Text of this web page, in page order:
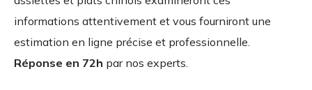
informations attentivement et vous fourniront une
estimation en ligne précise et professionnelle.
Réponse en 72h par nos experts.